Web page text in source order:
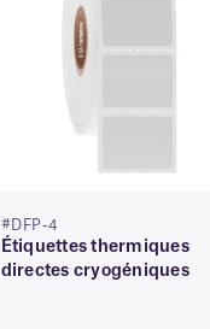
#DFP-4
Étiquettes thermiques
directes cryogéniques